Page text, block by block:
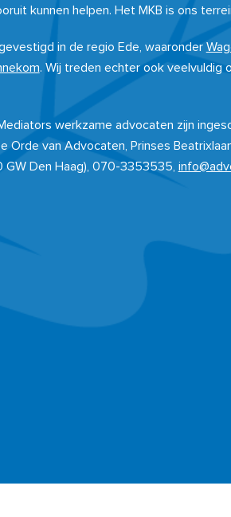
kunnen helpen. Het MKB is ons
in de regio Ede, waaronder
. Wij treden echter ook veelvuldig
werkzame advocaten zijn
Orde van Advocaten, Prinses
Den Haag), 070-3353535,